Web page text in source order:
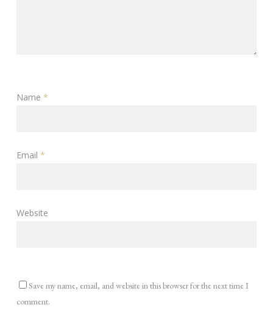
Name *
Email *
Website
Save my name, email, and website in this browser for the next time I
comment.